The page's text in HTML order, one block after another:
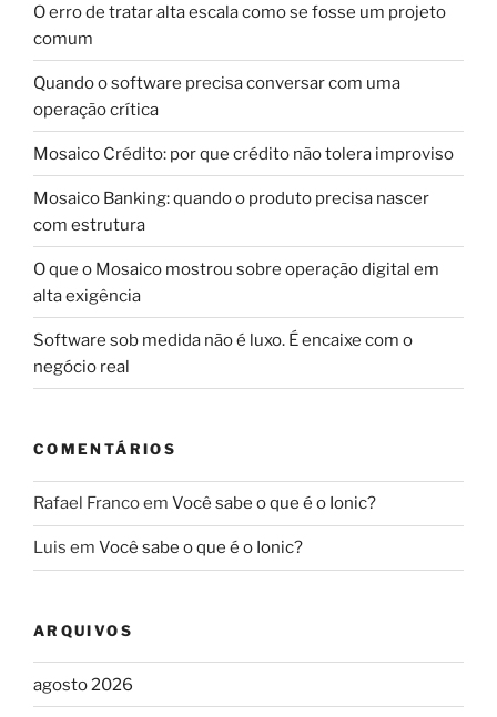
O erro de tratar alta escala como se fosse um projeto
comum
Quando o software precisa conversar com uma
operação crítica
Mosaico Crédito: por que crédito não tolera improviso
Mosaico Banking: quando o produto precisa nascer
com estrutura
O que o Mosaico mostrou sobre operação digital em
alta exigência
Software sob medida não é luxo. É encaixe com o
negócio real
COMENTÁRIOS
Rafael Francoem Você sabe o que é o Ionic?
Luis em Você sabe o que é o Ionic?
ARQUIVOS
agosto 2026